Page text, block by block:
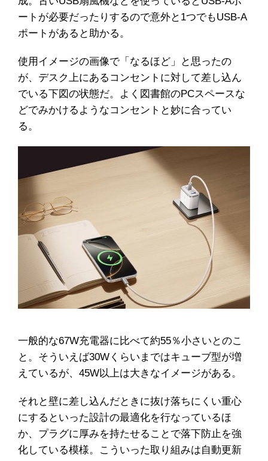
ートが必要だったりするので意外と1つでもUSB-A
ポートがあると助かる。
使用イメージの画像で「なるほど」と思ったの
が、デスク上にあるコンセントに対して差し込ん
でいる下図の状態だ。よく図書館のPCスペースな
どでみかけるようなコンセントと妙に合ってい
る。
一般的な67W充電器に比べて約55％小さいとのこ
と。そういえば30Wくらいまではキューブ型が増
えているが、45W以上は大きなイメージがある。
それと壁に差し込んだときに抜け落ちにくい重心
にするといった設計の最適化を行なっているほ
か、プラグに厚みを持たせることで落下防止を強
化している模様。こういった取り組みは自動更新